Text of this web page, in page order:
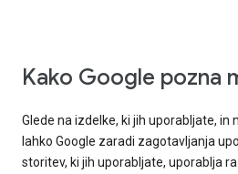
Kako Google pozna
Glede na izdelke, ki jih uporabljate, in
lahko Google zaradi zagotavljanja
storitev, ki jih uporabljate, uporablja